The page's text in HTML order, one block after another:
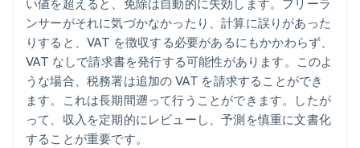
い値を超えると、免除は自動的に失効します。フリーラ
ンサーがそれに気づかなかったり、計算に誤りがあった
りすると、VAT を徴収する必要があるにもかかわらず、
VAT なしで請求書を発行する可能性があります。このよ
うな場合、税務署は追加の VAT を請求することができ
ます。これは長期間遡って行うことができます。したが
って、収入を定期的にレビューし、予測を慎重に文書化
することが重要です。